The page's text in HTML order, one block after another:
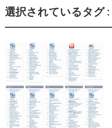
選択されているタグ :